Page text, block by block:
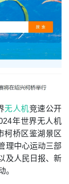
无人机竞速公开
年世界无人机
柯桥区鉴湖景区
理中心运动三部
及人民日报、新
。